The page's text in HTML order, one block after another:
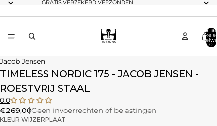
GRATIS VERZEKERD VERZONDEN
Totaal
0
Jacob Jensen
TIMELESS NORDIC 175 - JACOB JENSEN -
ROESTVRIJ STAAL
0.0
€269,00Geen invoerrechten of belastingen
KLEUR WIJZERPLAAT